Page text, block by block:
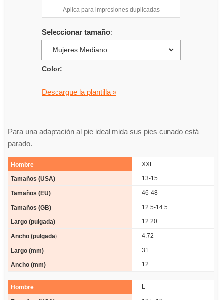
Aplica para impresiones duplicadas
Seleccionar tamaño:
Color:
Descargue la plantilla »
Para una adaptación al pie ideal mida sus pies cunado está
parado.
XXL
13-15
46-48
12.5-14.5
12.20
4.72
31
12
L